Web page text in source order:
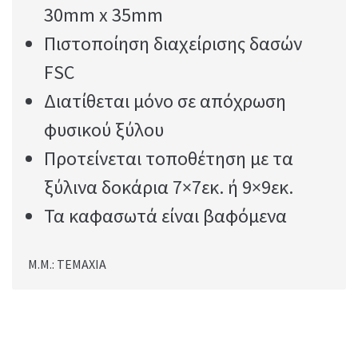
30mm x 35mm
Πιστοποίηση διαχείρισης δασών
FSC
Διατίθεται μόνο σε απόχρωση
φυσικού ξύλου
Προτείνεται τοποθέτηση με τα
ξύλινα δοκάρια 7×7εκ. ή 9×9εκ.
Τα καφασωτά είναι βαφόμενα
Μ.Μ.: ΤΕΜΑΧΙΑ